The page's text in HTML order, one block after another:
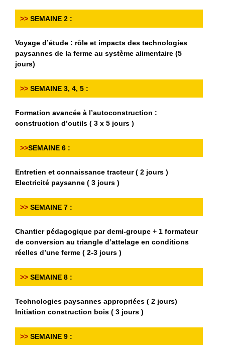
>> SEMAINE 2 :
Voyage d’étude : rôle et impacts des technologies
paysannes de la ferme au système alimentaire (5
jours)
>> SEMAINE 3, 4, 5 :
Formation avancée à l’autoconstruction :
construction d’outils ( 3 x 5 jours )
>>SEMAINE 6 :
Entretien et connaissance tracteur ( 2 jours )
Electricité paysanne ( 3 jours )
>> SEMAINE 7 :
Chantier pédagogique par demi-groupe + 1 formateur
de conversion au triangle d’attelage en conditions
réelles d’une ferme ( 2-3 jours )
>> SEMAINE 8 :
Technologies paysannes appropriées ( 2 jours)
Initiation construction bois ( 3 jours )
>> SEMAINE 9 :